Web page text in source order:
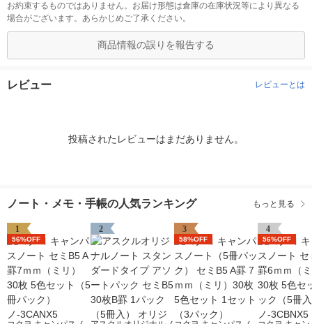
お約束するものではありません。お届け形態は倉庫の在庫状況等により異なる
場合がございます。あらかじめご了承ください。
商品情報の誤りを報告する
レビュー レビューとは
投稿されたレビューはまだありません。
ノート・メモ・手帳の人気ランキング もっと見る
1
56%OFF
2 3
58%OFF
4
56%OFF